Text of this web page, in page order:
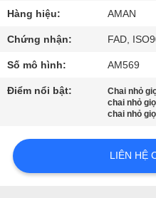
VỀ
CHÚNG
TÔI
QUAN
NHÀ
Hàng hiệu: AMAN
Chứng nhận: FAD,
Số mô hình: AM569
Điểm nổi bật: Chai nhỏ
chai nhỏ
chai nhỏ
LIÊN HỆ